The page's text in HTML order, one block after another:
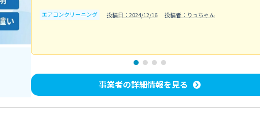
エアコンクリーニング 投稿日：2024/12/16 投稿者：りっちゃん
事業者の詳細情報を見る